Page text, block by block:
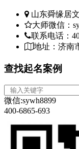
山东舜缘居
大师微信：
联系电话：
地址：济南
查找起名案例
微信:sywh8899
400-6865-693